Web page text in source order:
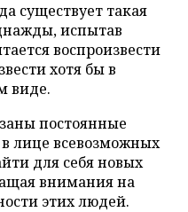
существует такая
испытав
воспроизвести
хотя бы в
виде.
постоянные
лице всевозможных
для себя новых
внимания на
этих людей.